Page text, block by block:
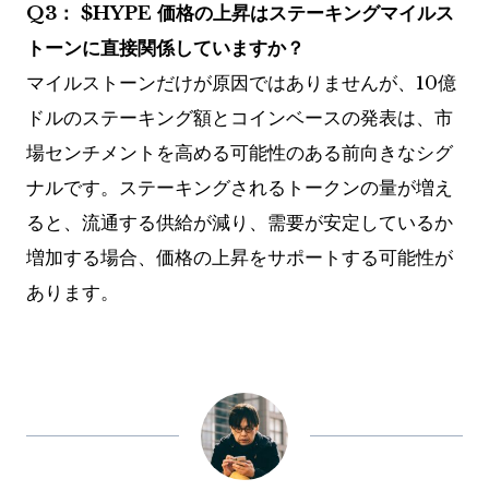
Q3： $HYPE 価格の上昇はステーキングマイルス
トーンに直接関係していますか？
マイルストーンだけが原因ではありませんが、10億
ドルのステーキング額とコインベースの発表は、市
場センチメントを高める可能性のある前向きなシグ
ナルです。ステーキングされるトークンの量が増え
ると、流通する供給が減り、需要が安定しているか
増加する場合、価格の上昇をサポートする可能性が
あります。